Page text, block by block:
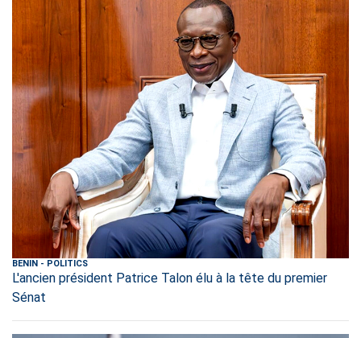
BENIN - POLITICS
L'ancien président Patrice Talon élu à la tête du premier
Sénat